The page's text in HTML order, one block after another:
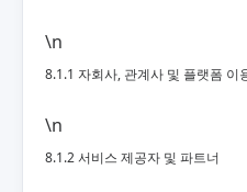
\n
8.1.1 자회사, 관계사 및 플랫폼 이
\n
8.1.2 서비스 제공자 및 파트너